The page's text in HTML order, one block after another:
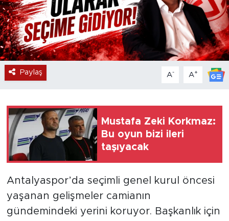
Paylaş A- A+
Mustafa Zeki Korkmaz:
Bu oyun bizi ileri
taşıyacak
Antalyaspor’da seçimli genel kurul öncesi
yaşanan gelişmeler camianın
gündemindeki yerini koruyor. Başkanlık için
Spor
Turizm